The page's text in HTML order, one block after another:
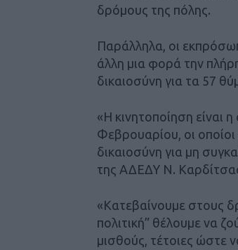
δρόμους της πόλης.
Παράλληλα, οι
άλλη μια φορά την
δικαιοσύνη για τα 57
«Η κινητοποίηση είναι
Φεβρουαρίου, οι οποίοι
δικαιοσύνη για μη
της ΑΔΕΔΥ Ν.
«Κατεβαίνουμε στους
πολιτική” θέλουμε να
μισθούς, τέτοιες ώστε